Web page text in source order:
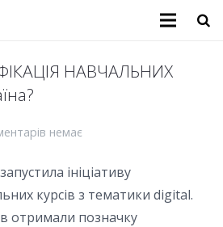
НАВЧАЛЬНИХ
немає
ініціативу
курсів з тематики digital.
отримали позначку